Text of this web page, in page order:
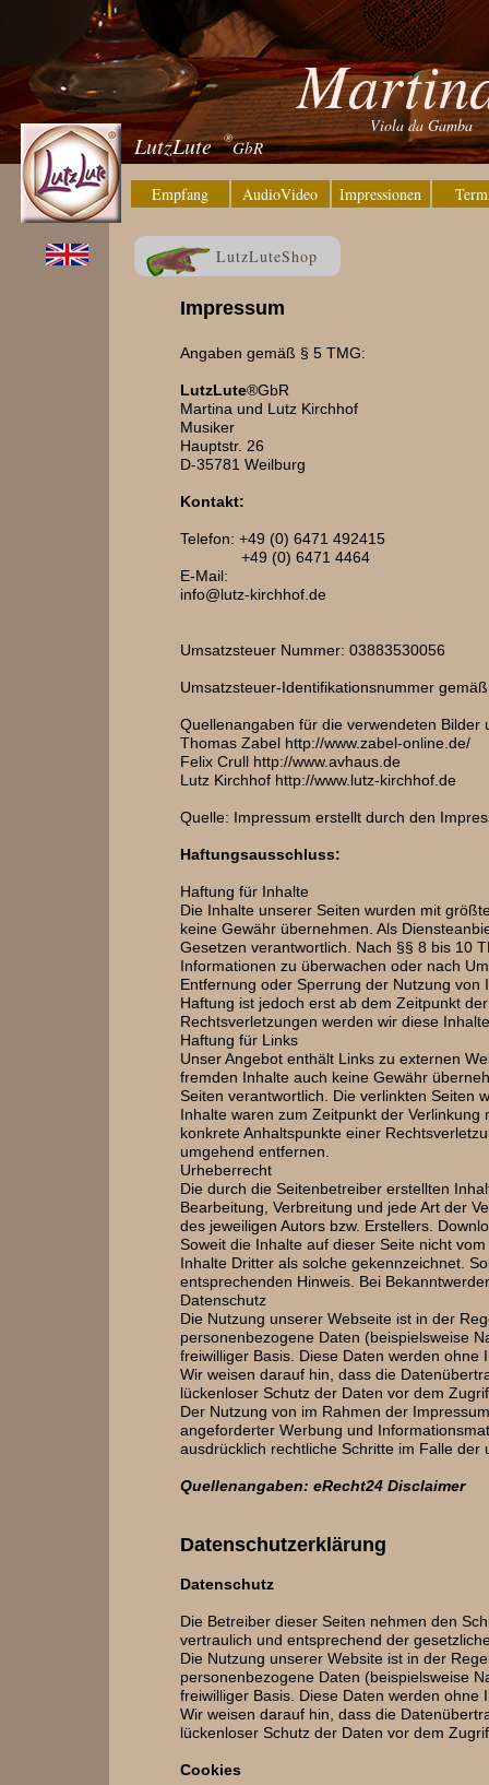
Empfang AudioVideo Impressionen
LutzLuteGbR
®
Viola da Gamba
LutzLuteShop
Impressum
Angaben gemäß § 5 TMG:
LutzLute®GbR
Martina und Lutz Kirchhof
Musiker
Hauptstr. 26
D-35781 Weilburg
Kontakt:
Telefon: +49 (0) 6471 492415
+49 (0) 6471 4464
E-Mail:
info@lutz-kirchhof.de
Umsatzsteuer Nummer: 03883530056
Umsatzsteuer-Identifikationsnummer
Quellenangaben für die verwendeten Bilder
Thomas Zabel http://www.zabel-online.de/
Felix Crull http://www.avhaus.de
Lutz Kirchhof http://www.lutz-kirchhof.de
Quelle: Impressum erstellt durch den
Haftungsausschluss:
Haftung für Inhalte
Die Inhalte unserer Seiten wurden mit
keine Gewähr übernehmen. Als
Gesetzen verantwortlich. Nach §§ 8 bis 10
Informationen zu überwachen oder nach
Entfernung oder Sperrung der Nutzung
Haftung ist jedoch erst ab dem Zeitpunkt
Rechtsverletzungen werden wir diese
Haftung für Links
Unser Angebot enthält Links zu externen
fremden Inhalte auch keine Gewähr
Seiten verantwortlich. Die verlinkten Seiten
Inhalte waren zum Zeitpunkt der
konkrete Anhaltspunkte einer
umgehend entfernen.
Urheberrecht
Die durch die Seitenbetreiber erstellten
Bearbeitung, Verbreitung und jede Art der
des jeweiligen Autors bzw. Erstellers.
Soweit die Inhalte auf dieser Seite nicht
Inhalte Dritter als solche gekennzeichnet.
entsprechenden Hinweis. Bei
Datenschutz
Die Nutzung unserer Webseite ist in der
personenbezogene Daten (beispielsweise
freiwilliger Basis. Diese Daten werden
Wir weisen darauf hin, dass die
lückenloser Schutz der Daten vor dem
Der Nutzung von im Rahmen der
angeforderter Werbung und
ausdrücklich rechtliche Schritte im Falle
Quellenangaben: eRecht24 Disclaimer
Datenschutzerklärung
Datenschutz
Die Betreiber dieser Seiten nehmen den
vertraulich und entsprechend der
Die Nutzung unserer Website ist in der
personenbezogene Daten (beispielsweise
freiwilliger Basis. Diese Daten werden
Wir weisen darauf hin, dass die
lückenloser Schutz der Daten vor dem
Cookies